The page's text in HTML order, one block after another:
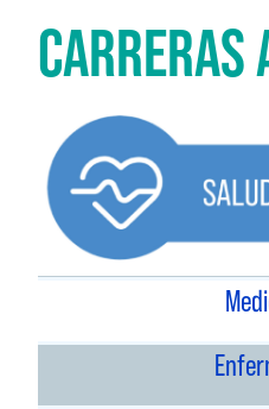
CARRERAS